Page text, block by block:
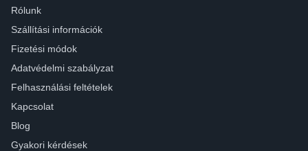
Rólunk
Szállítási információk
Fizetési módok
Adatvédelmi szabályzat
Felhasználási feltételek
Kapcsolat
Blog
Gyakori kérdések